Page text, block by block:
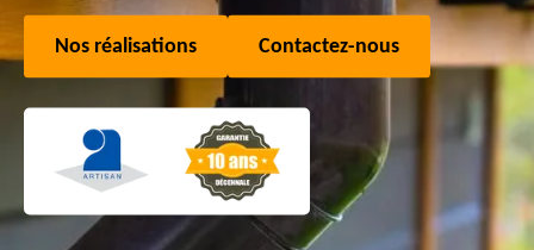
Nos réalisations Contactez-nous